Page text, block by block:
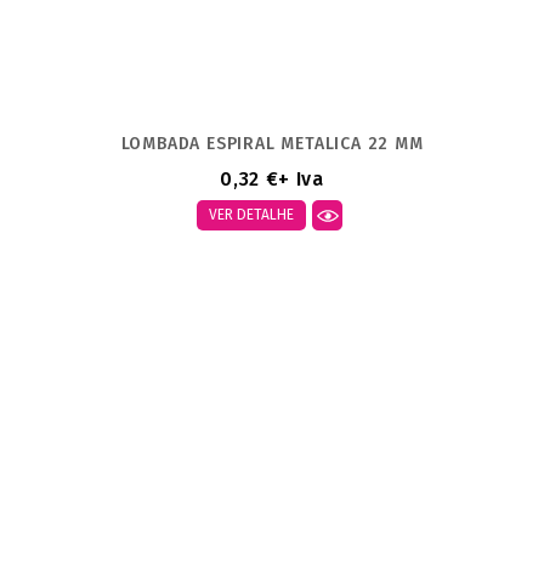
LOMBADA ESPIRAL METALICA 22 MM
0,32 €+ Iva
VER DETALHE